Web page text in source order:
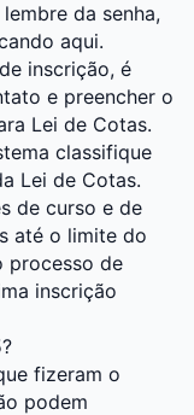
da senha,
aqui.
inscrição, é
e preencher o
Lei de Cotas.
classifique
Lei de Cotas.
de curso e de
até o limite do
processo de
inscrição
fizeram o
podem